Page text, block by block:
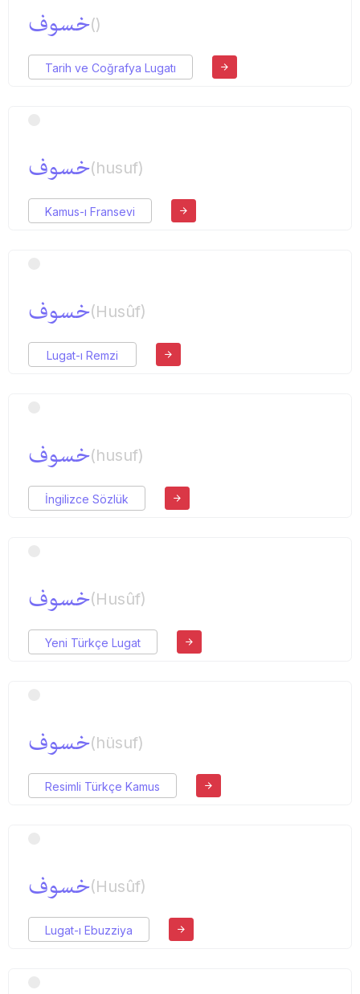
خسوف()
Tarih ve Coğrafya Lugatı
خسوف(husuf)
Kamus-ı Fransevi
خسوف(Husûf)
Lugat-ı Remzi
خسوف(husuf)
İngilizce Sözlük
خسوف(Husûf)
Yeni Türkçe Lugat
خسوف(hüsuf)
Resimli Türkçe Kamus
خسوف(Husûf)
Lugat-ı Ebuzziya